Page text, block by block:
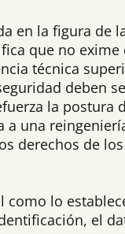
en la figura de
que no
técnica
deben
la postura
una
derechos de
lo
el